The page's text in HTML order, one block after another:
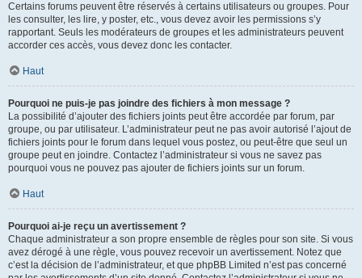
Certains forums peuvent être réservés à certains utilisateurs ou groupes. Pour
les consulter, les lire, y poster, etc., vous devez avoir les permissions s’y
rapportant. Seuls les modérateurs de groupes et les administrateurs peuvent
accorder ces accès, vous devez donc les contacter.
Haut
Pourquoi ne puis-je pas joindre des fichiers à mon message ?
La possibilité d’ajouter des fichiers joints peut être accordée par forum, par
groupe, ou par utilisateur. L’administrateur peut ne pas avoir autorisé l’ajout de
fichiers joints pour le forum dans lequel vous postez, ou peut-être que seul un
groupe peut en joindre. Contactez l’administrateur si vous ne savez pas
pourquoi vous ne pouvez pas ajouter de fichiers joints sur un forum.
Haut
Pourquoi ai-je reçu un avertissement ?
Chaque administrateur a son propre ensemble de règles pour son site. Si vous
avez dérogé à une règle, vous pouvez recevoir un avertissement. Notez que
c’est la décision de l’administrateur, et que phpBB Limited n’est pas concerné